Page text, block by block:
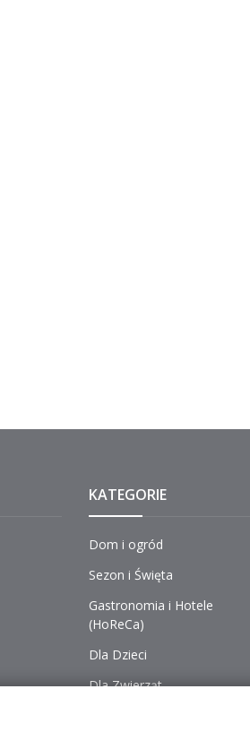
KATEGORIE
Dom i ogród
Sezon i Święta
Gastronomia i Hotele
(HoReCa)
Dla Dzieci
Dla Zwierząt